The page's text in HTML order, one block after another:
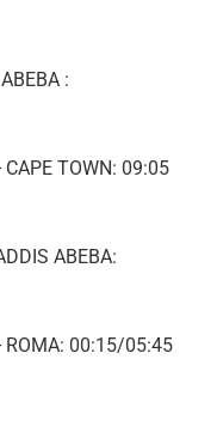
:
TOWN: 09:05
ABEBA:
ROMA: 00:15/05:45